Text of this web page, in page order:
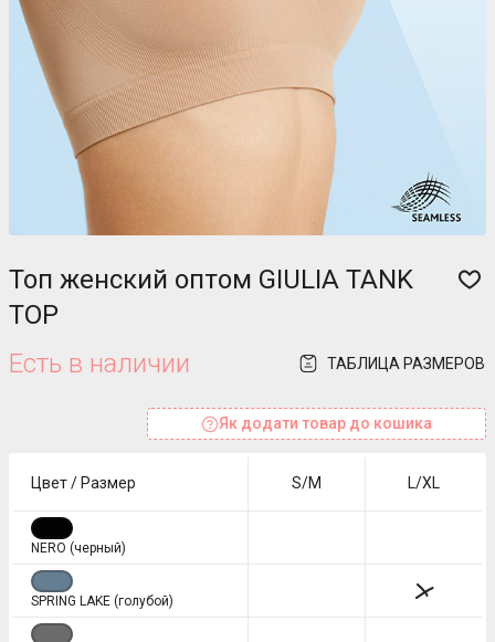
Топ женский оптом GIULIA TANK
TOP
Есть в наличии
ТАБЛИЦА РАЗМЕРОВ
Як додати товар до кошика
Цвет / Размер S/M L/XL
NERO (черный)
SPRING LAKE (голубой)